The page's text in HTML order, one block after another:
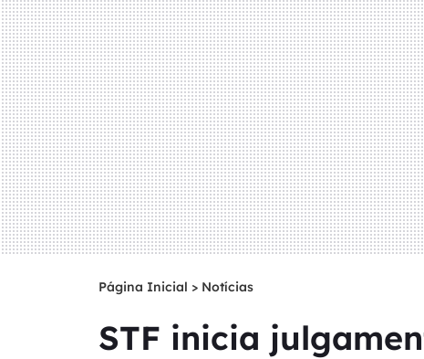
Página Inicial > Notícias
STF inicia